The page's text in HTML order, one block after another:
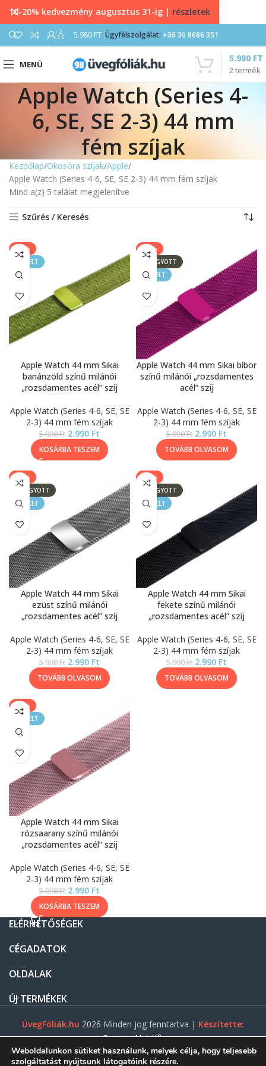
2 5.980 FT Ügyfélszolgálat: +36 30 8686 351
MENÜ
2termék
5.980 FT
Apple Watch (Series 4-
6, SE, SE 2-3) 44 mm
fém szíjak
Kezdőlap Okosóra szíjak Apple
Apple Watch (Series 4-6, SE, SE 2-3) 44 mm fém szíjak
Mind a(z) 5 találat megjelenítve
Szűrés / Keresés
-50%
KIEMELT
Apple Watch 44 mm Sikai
banánzöld színű milánói
„rozsdamentes acél” szíj
Apple Watch (Series 4-6, SE, SE
2-3) 44 mm fém szíjak
5.990Ft 2.990 Ft
KOSÁRBA TESZEM
-50%
ELFOGYOTT
KIEMELT
Apple Watch 44 mm Sikai bíbor
színű milánói „rozsdamentes
acél” szíj
Apple Watch (Series 4-6, SE, SE
2-3) 44 mm fém szíjak
5.990Ft 2.990 Ft
TOVÁBB OLVASOM
-50%
ELFOGYOTT
KIEMELT
Apple Watch 44 mm Sikai
ezüst színű milánói
„rozsdamentes acél” szíj
Apple Watch (Series 4-6, SE, SE
2-3) 44 mm fém szíjak
5.990Ft 2.990 Ft
TOVÁBB OLVASOM
-50%
ELFOGYOTT
KIEMELT
Apple Watch 44 mm Sikai
fekete színű milánói
„rozsdamentes acél” szíj
Apple Watch (Series 4-6, SE, SE
2-3) 44 mm fém szíjak
5.990Ft 2.990 Ft
TOVÁBB OLVASOM
-50%
KIEMELT
Apple Watch 44 mm Sikai
rózsaarany színű milánói
„rozsdamentes acél” szíj
Apple Watch (Series 4-6, SE, SE
2-3) 44 mm fém szíjak
5.990Ft 2.990 Ft
KOSÁRBA TESZEM
ELÉRHETŐSÉGEK
CÉGADATOK
OLDALAK
ÚJ TERMÉKEK
ÜvegFóliák.hu 2026 Minden jog fenntartva | Készítette:
Gasztro Net Kft.
10-20% kedvezmény augusztus 31-ig | részletek
Weboldalunkon sütiket használunk, melyek célja, hogy teljesebb
szolgáltatást nyújtsunk látogatóink részére.